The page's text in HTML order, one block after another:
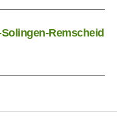
Remscheid